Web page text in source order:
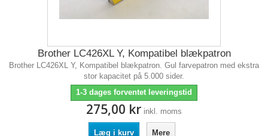
Brother LC426XL Y, Kompatibel blækpatron
Brother LC426XL Y, Kompatibel blækpatron. Gul farvepatron med ekstra
stor kapacitet på 5.000 sider.
1-3 dages forventet leveringstid
275,00 kr inkl. moms
Læg i kurv Mere